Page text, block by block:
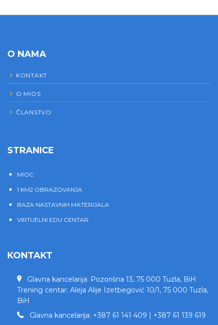
O NAMA
KONTAKT
O MIOS
ČLANSTVO
STRANICE
MIOC
1 KM2 OBRAZOVANJA
BAZA NASTAVNIH MATERIJALA
VIRTUELNI EDU CENTAR
KONTAKT
Glavna kancelarija: Pozorišna 13, 75 000 Tuzla, BiH
Trening centar: Aleja Alije Izetbegović 10/1, 75 000 Tuzla,
BiH
Glavna kancelarija: +387 61 141 409 | +387 61 139 619